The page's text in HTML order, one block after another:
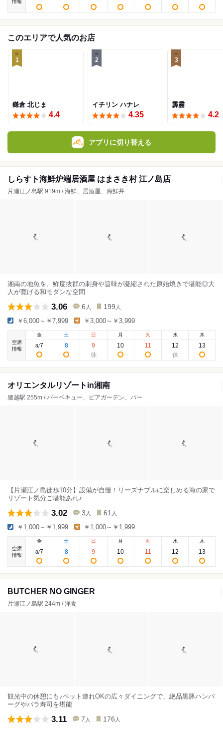
情報
このエリアで人気のお店
1
鎌倉 北じま
4.4
2
イチリン ハナレ
4.35
3
霹靂
4.2
アプリに切り替える
しらすト海鮮炉端居酒屋 はまさき村 江ノ島店
片瀬江ノ島駅 919m / 海鮮、居酒屋、海鮮丼
湘南の地魚を、鮮度抜群の刺身や旨味が凝縮された原始焼きで堪能◎大
人が寛げる和モダンな空間
3.06 6 人 199 人
￥6,000～￥7,999 ￥3,000～￥3,999
空席
情報
金
8/7
土
8
日
9
月
10
火
11
水
12
木
13
オリエンタルリゾートin湘南
腰越駅 255m / バーベキュー、ビアガーデン、バー
【片瀬江ノ島徒歩10分】設備が自慢！リーズナブルに楽しめる海の家で
リゾート気分ご堪能あれ♪
3.02 3 人 61 人
￥1,000～￥1,999 ￥1,000～￥1,999
空席
情報
金
8/7
土
8
日
9
月
10
火
11
水
12
木
13
BUTCHER NO GINGER
片瀬江ノ島駅 244m / 洋食
観光中の休憩にも♪ペット連れOKの広々ダイニングで、絶品黒豚ハンバ
ーグやバラ寿司を堪能
3.11 7 人 176 人